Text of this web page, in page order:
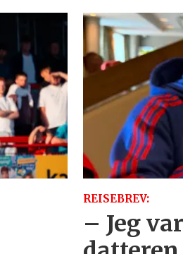
REISEBREV:
– Jeg